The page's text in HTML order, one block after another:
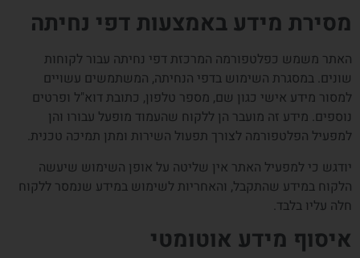
מסירת מידע באמצעות דפי נחיתה
האתר משמש כפלטפורמה המרכזת דפי נחיתה עבור לקוחות
שונים. במסגרת השימוש בדפי הנחיתה, המשתמשים עשויים
למסור מידע אישי כגון שם, מספר טלפון, כתובת דוא"ל ופרטים
נוספים. מידע זה מועבר הן ללקוח שהעמוד מופעל עבורו והן
למפעיל הפלטפורמה לצורך תפעול השירות ומתן תמיכה טכנית.
יודגש כי למפעיל האתר אין שליטה על אופן השימוש שיעשה
הלקוח במידע שהתקבל, והאחריות לשימוש במידע שנמסר ללקוח
חלה עליו בלבד.
איסוף מידע אוטומטי